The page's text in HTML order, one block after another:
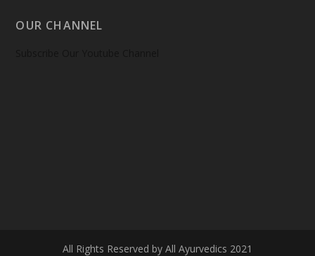
OUR CHANNEL
All Rights Reserved by All Ayurvedics 2021